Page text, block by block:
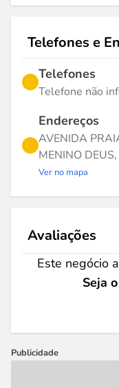
Telefones e
Telefones
Telefone não
Endereços
AVENIDA
MENINO
Ver no mapa
Avaliações
Este negócio
Seja
Publicidade